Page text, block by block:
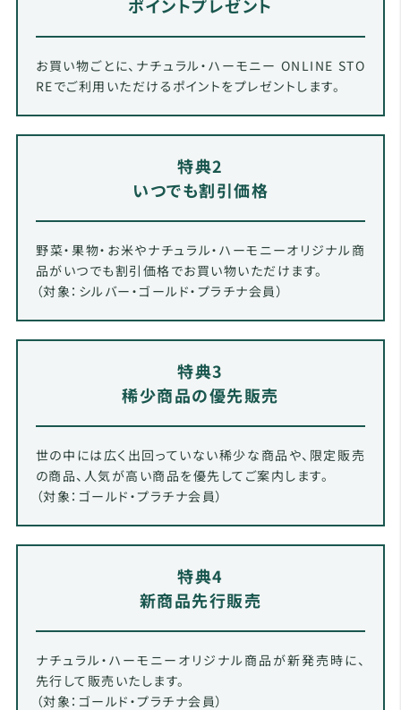
ポイントプレゼント
お買い物ごとに、ナチュラル・ハーモニー ONLINE STO
REでご利用いただけるポイントをプレゼントします。
特典2
いつでも割引価格
野菜・果物・お米やナチュラル・ハーモニーオリジナル商
品がいつでも割引価格でお買い物いただけます。
（対象：シルバー・ゴールド・プラチナ会員）
特典3
稀少商品の優先販売
世の中には広く出回っていない稀少な商品や、限定販売
の商品、人気が高い商品を優先してご案内します。
（対象：ゴールド・プラチナ会員）
特典4
新商品先行販売
ナチュラル・ハーモニーオリジナル商品が新発売時に、
先行して販売いたします。
（対象：ゴールド・プラチナ会員）